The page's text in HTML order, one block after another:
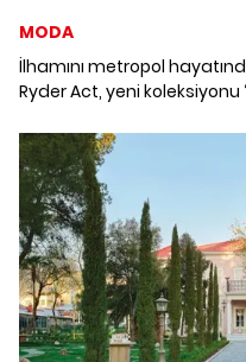
MODA
İlhamını metropol
Ryder Act, yeni koleksiyonu